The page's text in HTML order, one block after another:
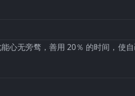
心无旁骛，善用 20％ 的时间，使